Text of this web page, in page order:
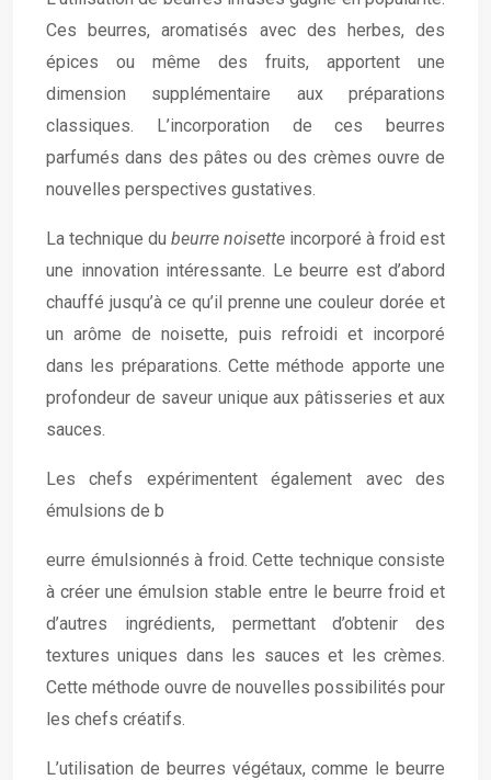
Ces beurres, aromatisés avec des herbes, des
épices ou même des fruits, apportent une
dimension supplémentaire aux préparations
classiques. L’incorporation de ces beurres
parfumés dans des pâtes ou des crèmes ouvre de
nouvelles perspectives gustatives.
La technique du beurre noisette incorporé à froid est
une innovation intéressante. Le beurre est d’abord
chauffé jusqu’à ce qu’il prenne une couleur dorée et
un arôme de noisette, puis refroidi et incorporé
dans les préparations. Cette méthode apporte une
profondeur de saveur unique aux pâtisseries et aux
sauces.
Les chefs expérimentent également avec des
émulsions de b
eurre émulsionnés à froid. Cette technique consiste
à créer une émulsion stable entre le beurre froid et
d’autres ingrédients, permettant d’obtenir des
textures uniques dans les sauces et les crèmes.
Cette méthode ouvre de nouvelles possibilités pour
les chefs créatifs.
L’utilisation de beurres végétaux, comme le beurre